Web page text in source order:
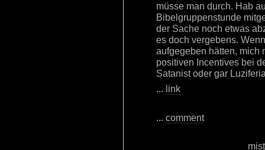
müsse man durch. Hab
Bibelgruppenstunde
der Sache noch etwas
es doch vergebens.
aufgegeben hätten, mich
positiven Incentives bei
Satanist oder gar
... link
... comment